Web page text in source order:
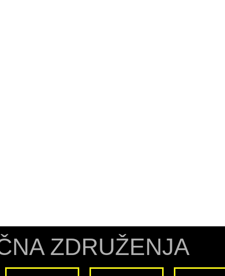
ZDRUŽENJA